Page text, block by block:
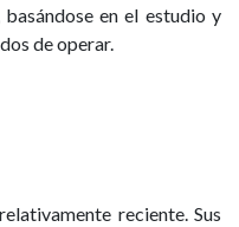
en el estudio y
de operar.
reciente. Sus